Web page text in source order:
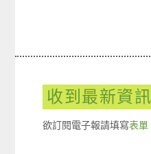
收到最新資訊
欲訂閱電子報請填寫表單